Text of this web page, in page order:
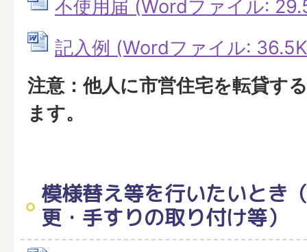
不使用届 (Wordファイル:
記入例 (Wordファイル:
注意：他人に市営住宅を転貸す
ます。
模様替え等を行いたいとき
更・手すりの取り付け等）